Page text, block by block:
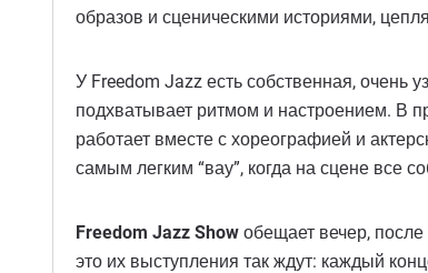
образов и сценическими историями,
У Freedom Jazz есть собственная, очень
подхватывает ритмом и настроением. В
работает вместе с хореографией и
самым легким “вау”, когда на сцене все
Freedom Jazz Show обещает вечер,
это их выступления так ждут: каждый